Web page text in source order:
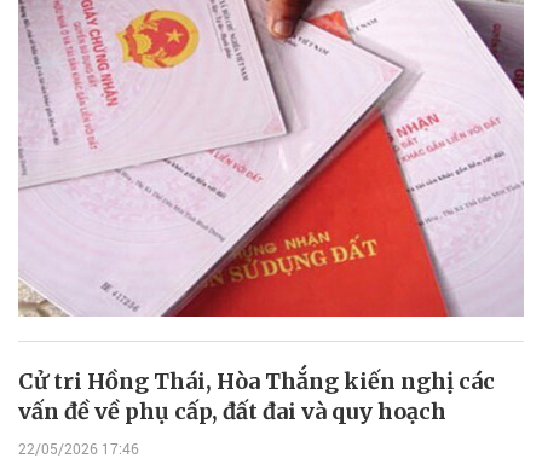
Cử tri Hồng Thái, Hòa Thắng kiến nghị các
vấn đề về phụ cấp, đất đai và quy hoạch
22/05/2026 17:46